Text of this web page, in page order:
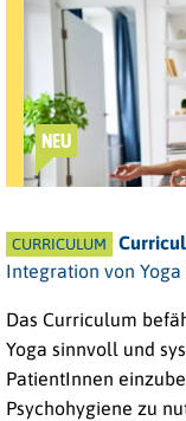
NEU
CURRICULUM
Integration von
Das Curriculum
Yoga sinnvoll und
PatientInnen
Psychohygiene zu